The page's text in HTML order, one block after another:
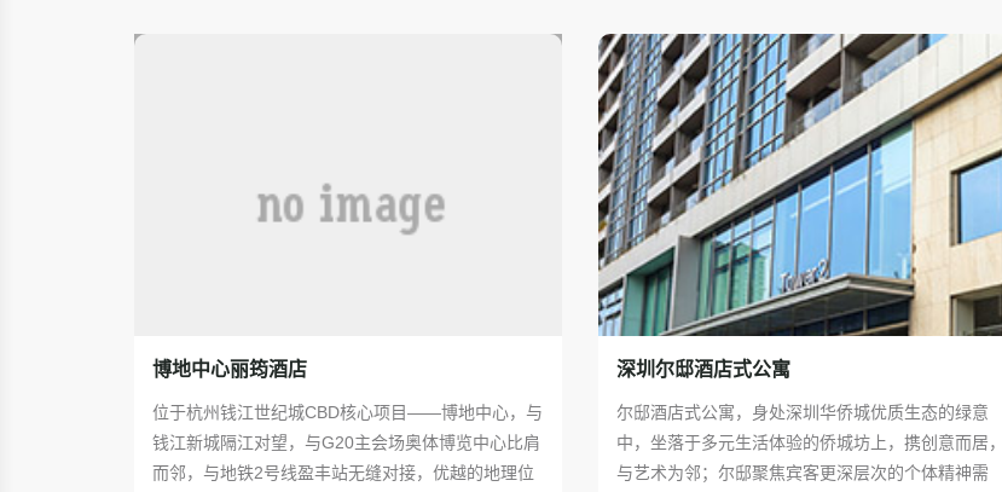
博地中心丽筠酒店
位于杭州钱江世纪城CBD核心项目——博地中心，与
钱江新城隔江对望，与G20主会场奥体博览中心比肩
而邻，与地铁2号线盈丰站无缝对接，优越的地理位
深圳尔邸酒店式公寓
尔邸酒店式公寓，身处深圳华侨城优质生态的绿意
中，坐落于多元生活体验的侨城坊上，携创意而居，
与艺术为邻；尔邸聚焦宾客更深层次的个体精神需